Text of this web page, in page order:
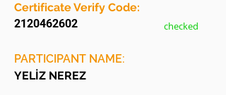
2120462602
Certificate Verify Code:
checked
PARTICIPANT NAME:
YELİZ NEREZ